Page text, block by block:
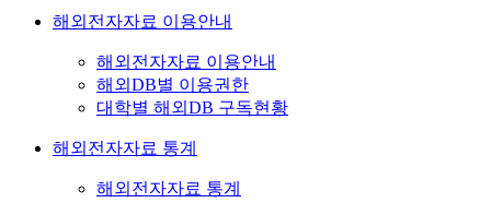
해외전자자료 이용안내
해외전자자료 이용안내
해외DB별 이용권한
대학별 해외DB 구독현황
해외전자자료 통계
해외전자자료 통계